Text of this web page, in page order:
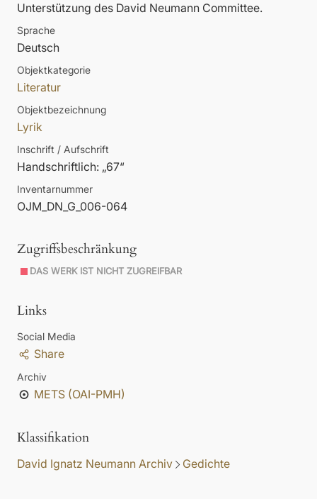
Unterstützung des David Neumann Committee.
Sprache
Deutsch
Objektkategorie
Literatur
Objektbezeichnung
Lyrik
Inschrift / Aufschrift
Handschriftlich: „67“
Inventarnummer
OJM_DN_G_006-064
Zugriffsbeschränkung
DAS WERK IST NICHT ZUGREIFBAR
Links
Social Media
Share
Archiv
METS (OAI-PMH)
Klassifikation
David Ignatz Neumann Archiv Gedichte